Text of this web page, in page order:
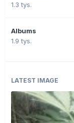
1.3 tys.
Albums
1.9 tys.
LATEST IMAGE